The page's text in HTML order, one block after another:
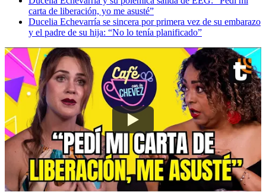
carta de liberación, yo me asusté”
Ducelia Echevarría se sincera por primera vez de su embarazo
y el padre de su hija: “No lo tenía planificado”